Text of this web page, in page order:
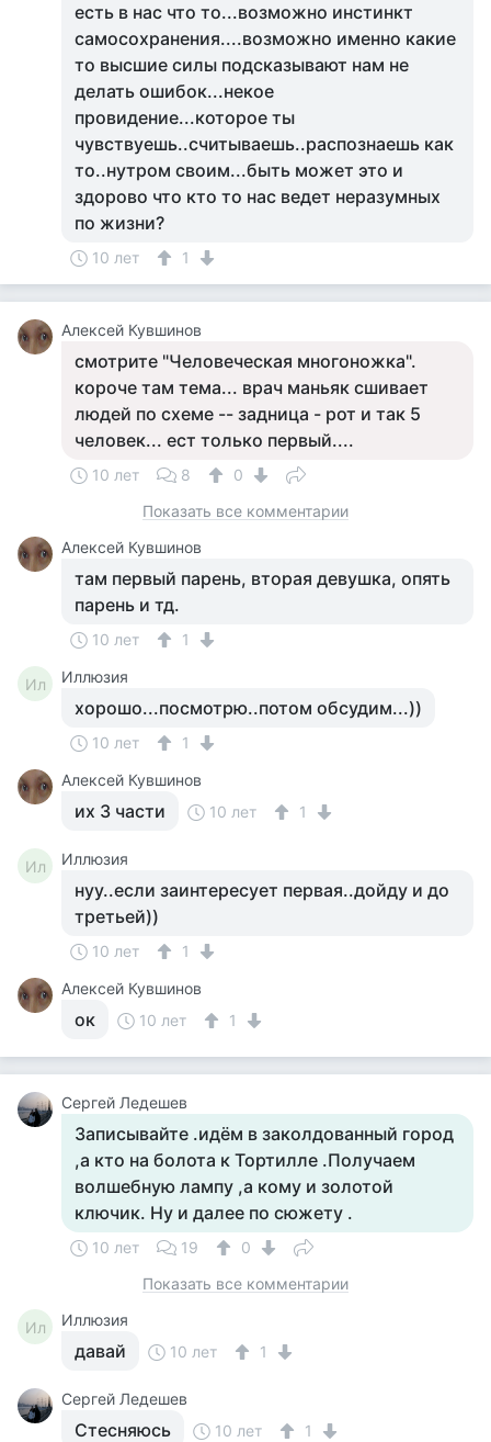
есть в нас что то...возможно инстинкт
самосохранения....возможно именно какие
то высшие силы подсказывают нам не
делать ошибок...некое
провидение...которое ты
чувствуешь..считываешь..распознаешь как
то..нутром своим...быть может это и
здорово что кто то нас ведет неразумных
по жизни?
10 лет 1
Алексей Кувшинов
смотрите "Человеческая многоножка".
короче там тема... врач маньяк сшивает
людей по схеме -- задница - рот и так 5
человек... ест только первый....
10 лет 8
0
Показать все комментарии
Алексей Кувшинов
там первый парень, вторая девушка, опять
парень и тд.
10 лет 1
Ил Иллюзия
хорошо...посмотрю..потом обсудим...))
10 лет
1
Алексей Кувшинов
их 3 части 10 лет 1
Ил Иллюзия
нуу..если заинтересует первая..дойду и до
третьей))
10 лет
1
Алексей Кувшинов
ок 10 лет 1
Сергей Ледешев
Записывайте .идём в заколдованный город
,а кто на болота к Тортилле .Получаем
волшебную лампу ,а кому и золотой
ключик. Ну и далее по сюжету .
10 лет 19
0
Показать все комментарии
Ил Иллюзия
давай 10 лет 1
Сергей Ледешев
Стесняюсь 10 лет 1